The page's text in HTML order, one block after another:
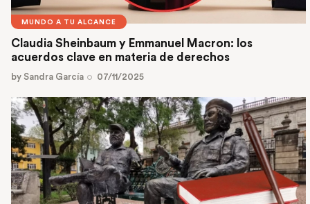
MUNDO A TU ALCANCE
Claudia Sheinbaum y Emmanuel Macron: los
acuerdos clave en materia de derechos
by Sandra García 07/11/2025